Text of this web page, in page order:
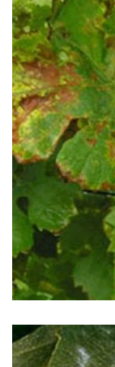
FILAL PLUS